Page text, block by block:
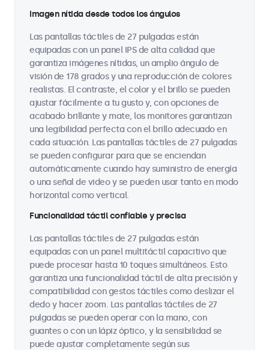
Imagen nítida desde todos los ángulos
Las pantallas táctiles de 27 pulgadas están
equipadas con un panel IPS de alta calidad que
garantiza imágenes nítidas, un amplio ángulo de
visión de 178 grados y una reproducción de colores
realistas. El contraste, el color y el brillo se pueden
ajustar fácilmente a tu gusto y, con opciones de
acabado brillante y mate, los monitores garantizan
una legibilidad perfecta con el brillo adecuado en
cada situación. Las pantallas táctiles de 27 pulgadas
se pueden configurar para que se enciendan
automáticamente cuando hay suministro de energía
o una señal de video y se pueden usar tanto en modo
horizontal como vertical.
Funcionalidad táctil confiable y precisa
Las pantallas táctiles de 27 pulgadas están
equipadas con un panel multitáctil capacitivo que
puede procesar hasta 10 toques simultáneos. Esto
garantiza una funcionalidad táctil de alta precisión y
compatibilidad con gestos táctiles como deslizar el
dedo y hacer zoom. Las pantallas táctiles de 27
pulgadas se pueden operar con la mano, con
guantes o con un lápiz óptico, y la sensibilidad se
puede ajustar completamente según sus